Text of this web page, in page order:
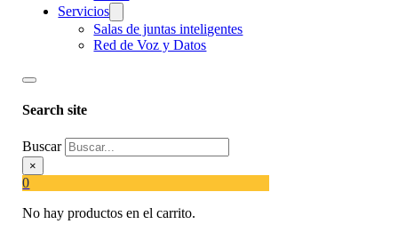
Servicios
Salas de juntas inteligentes
Red de Voz y Datos
Search site
Buscar
×
0
No hay productos en el carrito.